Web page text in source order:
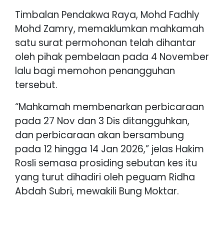
Timbalan Pendakwa Raya, Mohd Fadhly
Mohd Zamry, memaklumkan mahkamah
satu surat permohonan telah dihantar
oleh pihak pembelaan pada 4 November
lalu bagi memohon penangguhan
tersebut.
“Mahkamah membenarkan perbicaraan
pada 27 Nov dan 3 Dis ditangguhkan,
dan perbicaraan akan bersambung
pada 12 hingga 14 Jan 2026,” jelas Hakim
Rosli semasa prosiding sebutan kes itu
yang turut dihadiri oleh peguam Ridha
Abdah Subri, mewakili Bung Moktar.